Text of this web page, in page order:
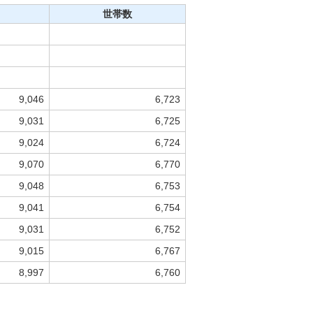
世帯数
9,046
6,723
9,031
6,725
9,024
6,724
9,070
6,770
9,048
6,753
9,041
6,754
9,031
6,752
9,015
6,767
8,997
6,760